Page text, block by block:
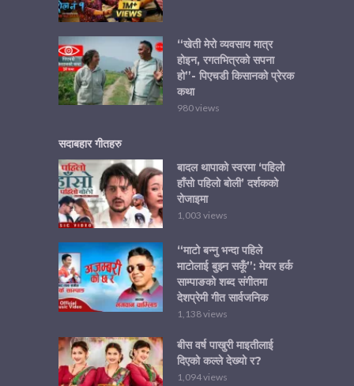
“खेती मेरो व्यवसाय मात्र
होइन, रगतभित्रको सपना
हो”- पिएचडी किसानको प्रेरक
कथा
980 views
सदाबहार गीतहरु
बादल थापाको स्वरमा ‘पहिलो
हाँसो पहिलो बोली’ दर्शकको
रोजाइमा
1,003 views
“माटो बन्नु भन्दा पहिले
माटोलाई बुझ्न सकूँ”: मेयर हर्क
साम्पाङको शब्द संगीतमा
देशप्रेमी गीत सार्वजनिक
1,138 views
बीस वर्ष पाखुरी माइतीलाई
दिएको कल्ले देख्यो र?
1,094 views